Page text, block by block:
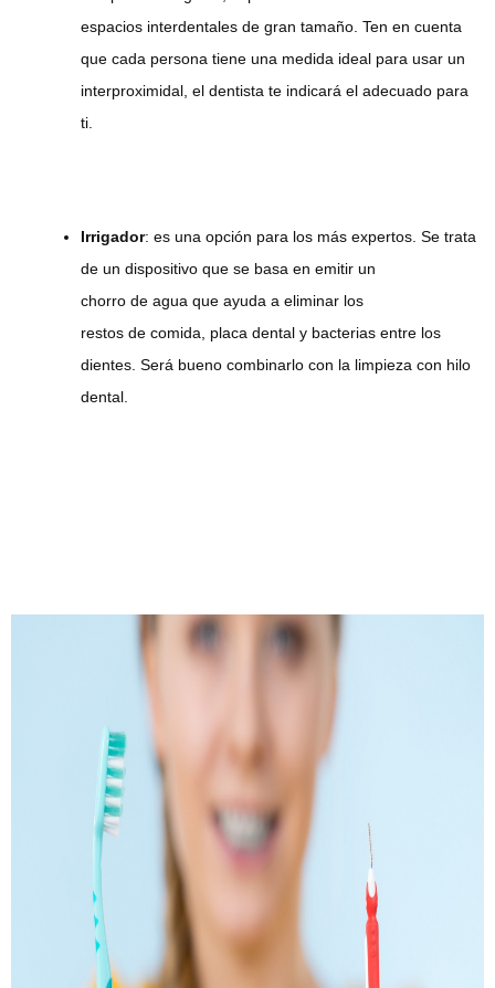
espacios interdentales de gran tamaño. Ten en cuenta
que cada persona tiene una medida ideal para usar un
interproximidal, el dentista te indicará el adecuado para
ti.
Irrigador: es una opción para los más expertos. Se trata
de un dispositivo que se basa en emitir un
chorro de agua que ayuda a eliminar los
restos de comida, placa dental y bacterias entre los
dientes. Será bueno combinarlo con la limpieza con hilo
dental.